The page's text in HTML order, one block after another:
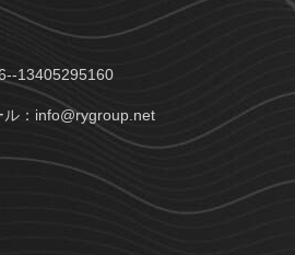
13405295160
ル：info@rygroup.net